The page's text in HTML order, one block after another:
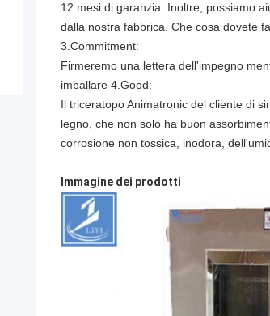
12 mesi di garanzia. Inoltre, possiamo
dalla nostra fabbrica. Che cosa dovete
3.Commitment:
Firmeremo una lettera dell'impegno
imballare 4.Good:
Il triceratopo Animatronic del cliente di
legno, che non solo ha buon
corrosione non tossica, inodora,
Immagine dei prodotti